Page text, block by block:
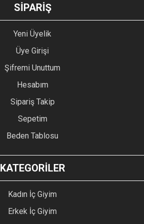
SİPARİŞ
Yeni Üyelik
Üye Girişi
Şifremi Unuttum
Hesabım
Sipariş Takip
Sepetim
Beden Tablosu
KATEGORİLER
Kadın İç Giyim
Erkek İç Giyim